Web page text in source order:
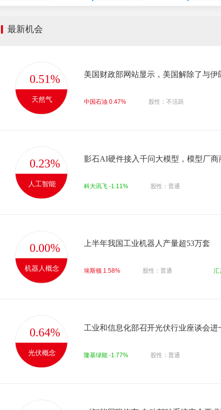
最新机会
0.51%
天然气
美国财政部网站显示，美国解除了与伊
中国石油 0.47% 股性：不活跃
0.23%
人工智能
影石AI硬件接入千问大模型，模型厂商
科大讯飞 -1.11% 股性：普通
0.00%
机器人概念
上半年我国工业机器人产量超53万套
埃斯顿 1.58% 股性：普通 汇
0.64%
光伏概念 隆基绿能 -1.77% 股性：普通